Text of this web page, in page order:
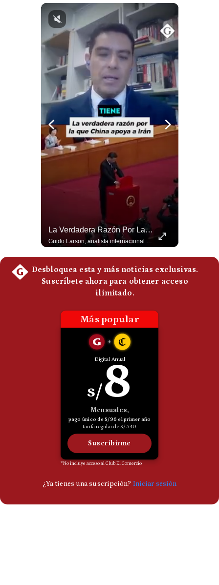
Frecuentes
La Verdadera Razón Por La Que China Apoya A Irán | Gestión Mundo
Guido Larson, analista internacional explica que la guerra no puede entenderse únicamente como un enfrentamiento entre Estados Unidos e Irán, sino también dentro de la competencia global entre Washington y Pekín. El analista sostiene que China mantiene su relación petrolera con Irán y que le interesa que Estados Unidos consuma recursos y pierda influencia. 🚀 ¿Quieres entender el mundo sin ruido? Únete a nuestra comunidad y forma parte del cambio. #GestiónNewsroomLive #NoticiasGlobales #AnálisisGeopolítico #EconomíaMundial #IA #Geopolítica #LatinosEnUSA #NoticiasEnEspañol 👉 Suscríbete y activa la campana para no perderte nuestro análisis diario. 🌎 Síguenos en nuestras redes sociales: 📌 Web oficial: https://gestion.pe/mundo/ 📌 LinkedIn: http://bit.ly/3HYIET0 📌 X (Twitter): http://bit.ly/4noZtX9 📌 TikTok: http://bit.ly/4evB6TO